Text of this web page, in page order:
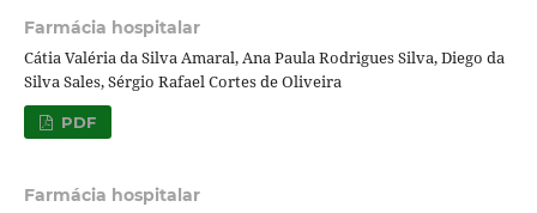
Farmácia hospitalar
Cátia Valéria da Silva Amaral, Ana Paula Rodrigues Silva, Diego da
Silva Sales, Sérgio Rafael Cortes de Oliveira
PDF
Farmácia hospitalar